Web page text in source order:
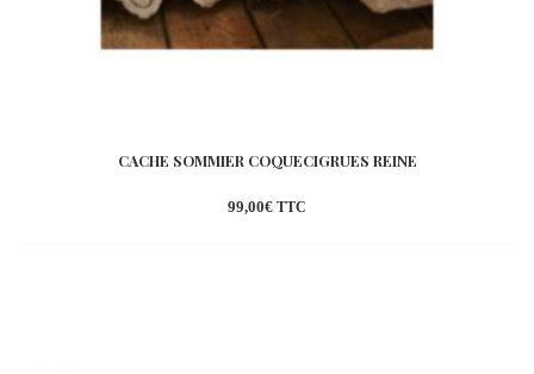
CACHE SOMMIER COQUECIGRUES REINE
99,00€ TTC